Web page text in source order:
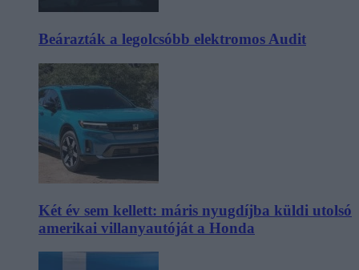
Beárazták a legolcsóbb elektromos Audit
Két év sem kellett: máris nyugdíjba küldi utolsó
amerikai villanyautóját a Honda